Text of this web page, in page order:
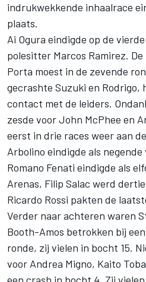
indrukwekkende inhaalrace
plaats.
Ai Ogura eindigde op de
polesitter Marcos Ramirez.
Porta moest in de zevende
gecrashte Suzuki en Rodrigo,
contact met de leiders.
zesde voor John McPhee en
eerst in drie races weer aan
Arbolino eindigde als
Romano Fenati eindigde als
Arenas, Filip Salac werd
Ricardo Rossi pakten de
Verder naar achteren waren
Booth-Amos betrokken bij
ronde, zij vielen in bocht 15.
voor Andrea Migno, Kaito